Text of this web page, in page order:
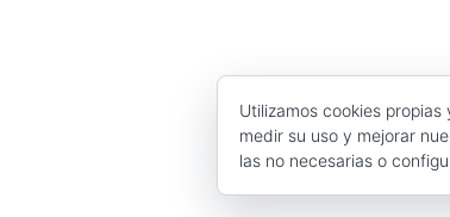
Utilizamos cookies
medir su uso y mejorar
las no necesarias o